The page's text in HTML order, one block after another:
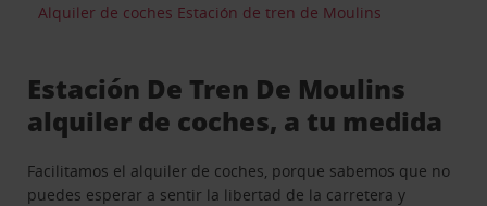
Alquiler de coches Estación de tren de Moulins
Estación De Tren De Moulins
alquiler de coches, a tu medida
Facilitamos el alquiler de coches, porque sabemos que no
puedes esperar a sentir la libertad de la carretera y